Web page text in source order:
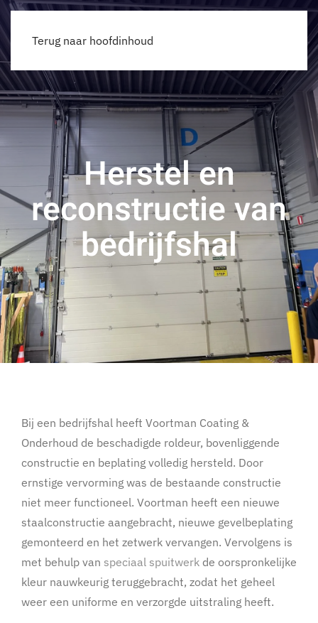
Terug naar hoofdinhoud
Herstel en
reconstructie van
bedrijfshal
Bij een bedrijfshal heeft Voortman Coating &
Onderhoud de beschadigde roldeur, bovenliggende
constructie en beplating volledig hersteld. Door
ernstige vervorming was de bestaande constructie
niet meer functioneel. Voortman heeft een nieuwe
staalconstructie aangebracht, nieuwe gevelbeplating
gemonteerd en het zetwerk vervangen. Vervolgens is
met behulp van speciaal spuitwerk de oorspronkelijke
kleur nauwkeurig teruggebracht, zodat het geheel
weer een uniforme en verzorgde uitstraling heeft.